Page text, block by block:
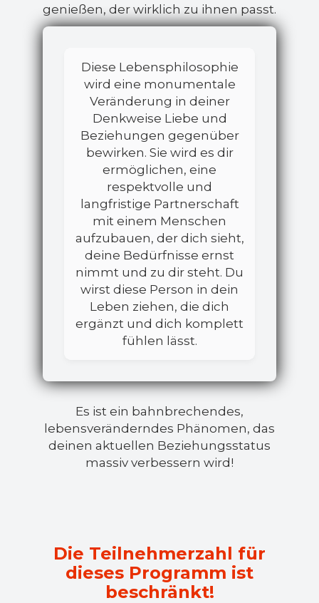
genießen, der wirklich zu ihnen passt.
Diese Lebensphilosophie
wird eine monumentale
Veränderung in deiner
Denkweise Liebe und
Beziehungen gegenüber
bewirken. Sie wird es dir
ermöglichen, eine
respektvolle und
langfristige Partnerschaft
mit einem Menschen
aufzubauen, der dich sieht,
deine Bedürfnisse ernst
nimmt und zu dir steht. Du
wirst diese Person in dein
Leben ziehen, die dich
ergänzt und dich komplett
fühlen lässt.
Es ist ein bahnbrechendes,
lebensveränderndes Phänomen, das
deinen aktuellen Beziehungsstatus
massiv verbessern wird!
Die Teilnehmerzahl für
dieses Programm ist
beschränkt!